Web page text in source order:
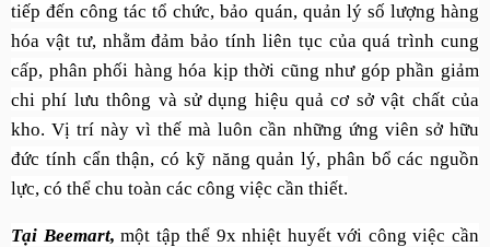
tiếp đến công tác tổ chức, bảo quán, quản lý số lượng hàng
hóa vật tư, nhằm đảm bảo tính liên tục của quá trình cung
cấp, phân phối hàng hóa kịp thời cũng như góp phần giảm
chi phí lưu thông và sử dụng hiệu quả cơ sở vật chất của
kho. Vị trí này vì thế mà luôn cần những ứng viên sở hữu
đức tính cẩn thận, có kỹ năng quản lý, phân bổ các nguồn
lực, có thể chu toàn các công việc cần thiết.
Tại Beemart, một tập thể 9x nhiệt huyết với công việc cần